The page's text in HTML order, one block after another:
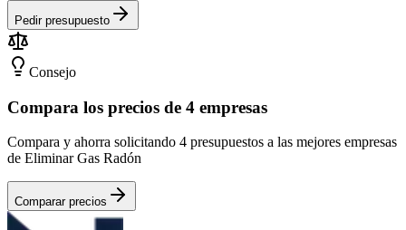
Pedir presupuesto
Consejo
Compara los precios de 4 empresas
Compara y ahorra solicitando 4 presupuestos a las mejores empresas
de Eliminar Gas Radón
Comparar precios